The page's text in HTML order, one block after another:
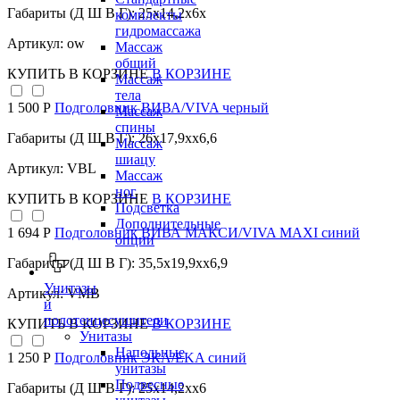
комплекты
гидромассажа
Массаж
общий
Массаж
тела
Массаж
спины
Массаж
шиацу
Массаж
ног
Подсветка
Дополнительные
опции
Унитазы
и
полотенцесушители
Унитазы
Напольные
унитазы
Подвесные
Габариты (Д Ш В Г): 25x14,2x6x
Артикул: ow
КУПИТЬ В КОРЗИНЕ В КОРЗИНЕ
1 500 Р Подголовник ВИВА/VIVA черный
Габариты (Д Ш В Г): 26x17,9xx6,6
Артикул: VBL
КУПИТЬ В КОРЗИНЕ В КОРЗИНЕ
1 694 Р Подголовник ВИВА МАКСИ/VIVA MAXI синий
Габариты (Д Ш В Г): 35,5x19,9xx6,9
Артикул: VMB
КУПИТЬ В КОРЗИНЕ В КОРЗИНЕ
1 250 Р Подголовник ЭКА/EKA синий
Габариты (Д Ш В Г): 25x14,2xx6